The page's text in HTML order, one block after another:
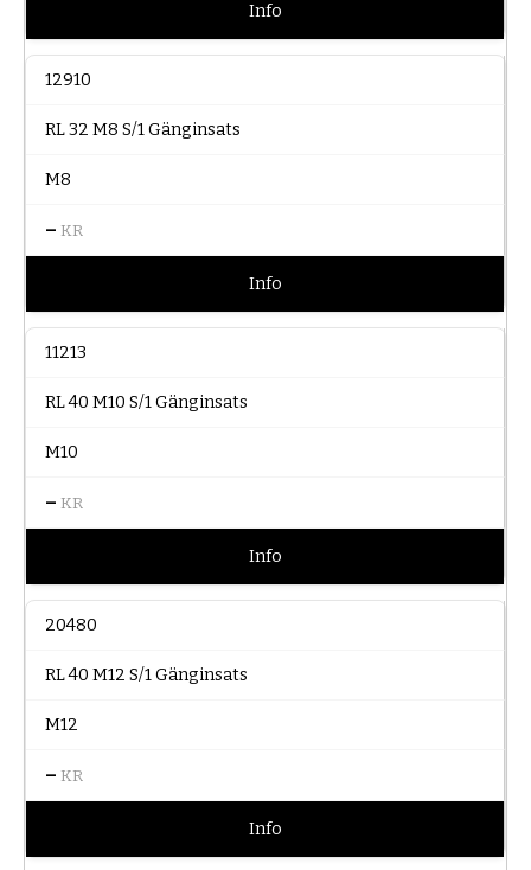
Info
12910
RL 32 M8 S/1 Gänginsats
M8
– KR
Info
11213
RL 40 M10 S/1 Gänginsats
M10
– KR
Info
20480
RL 40 M12 S/1 Gänginsats
M12
– KR
Info